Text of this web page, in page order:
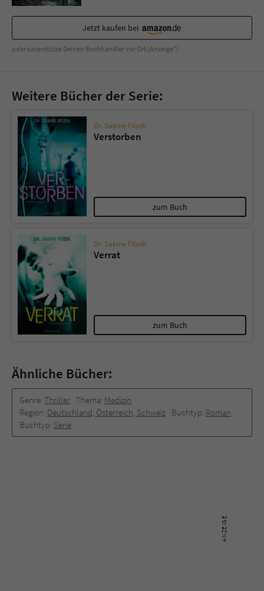
Jetzt kaufen bei
oder unterstütze Deinen Buchhändler vor Ort (Anzeige*)
Weitere Bücher der Serie:
Dr. Sabine Fitzek
Verstorben
zum Buch
Dr. Sabine Fitzek
Verrat
zum Buch
Ähnliche Bücher:
Genre: Thriller Thema: Medizin
Region: Deutschland, Österreich, Schweiz Buchtyp: Roman
Buchtyp: Serie